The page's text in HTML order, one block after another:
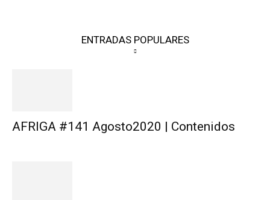
ENTRADAS POPULARES
AFRIGA #141 Agosto2020 | Contenidos